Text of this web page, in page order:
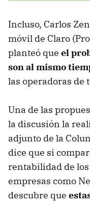
Incluso, Carlos
móvil de Claro
planteó que el
son al mismo
las operadoras de
Una de las
la discusión la
adjunto de la
dice que si
rentabilidad de
empresas como
descubre que